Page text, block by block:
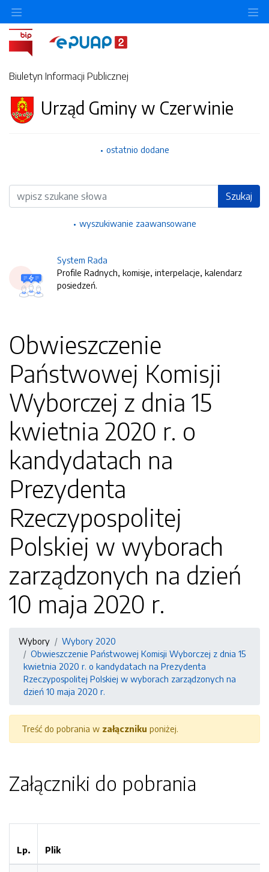
Biuletyn Informacji Publicznej
Urząd Gminy w Czerwinie
ostatnio dodane
Wyszukiwarka Szukaj
wyszukiwanie zaawansowane
System Rada
Profile Radnych, komisje, interpelacje, kalendarz
posiedzeń.
Obwieszczenie
Państwowej Komisji
Wyborczej z dnia 15
kwietnia 2020 r. o
kandydatach na
Prezydenta
Rzeczypospolitej
Polskiej w wyborach
zarządzonych na dzień
10 maja 2020 r.
Wybory
Wybory 2020
Obwieszczenie Państwowej Komisji Wyborczej z dnia 15
kwietnia 2020 r. o kandydatach na Prezydenta
Rzeczypospolitej Polskiej w wyborach zarządzonych na
dzień 10 maja 2020 r.
Treść do pobrania w załączniku poniżej.
Załączniki do pobrania
Lp. Plik